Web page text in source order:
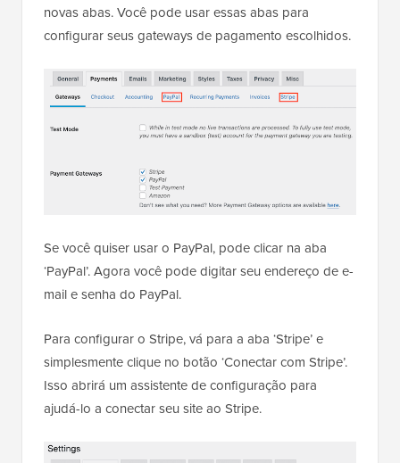
novas abas. Você pode usar essas abas para
configurar seus gateways de pagamento escolhidos.
Se você quiser usar o PayPal, pode clicar na aba
‘PayPal’. Agora você pode digitar seu endereço de e-
mail e senha do PayPal.
Para configurar o Stripe, vá para a aba ‘Stripe’ e
simplesmente clique no botão ‘Conectar com Stripe’.
Isso abrirá um assistente de configuração para
ajudá-lo a conectar seu site ao Stripe.